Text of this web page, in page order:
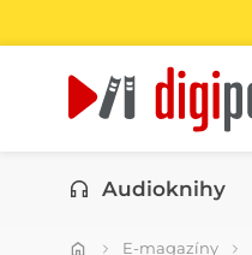
Kategorie
Audioknihy
E-magazíny